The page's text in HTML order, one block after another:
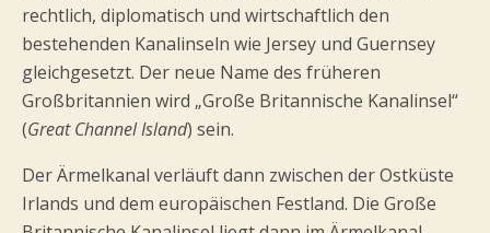
rechtlich, diplomatisch und wirtschaftlich den
bestehenden Kanalinseln wie Jersey und Guernsey
gleichgesetzt. Der neue Name des früheren
Großbritannien wird „Große Britannische Kanalinsel“
(Great Channel Island) sein.
Der Ärmelkanal verläuft dann zwischen der Ostküste
Irlands und dem europäischen Festland. Die Große